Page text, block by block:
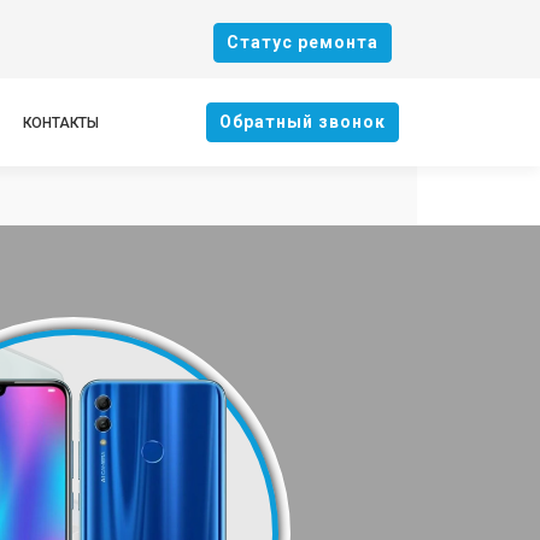
Cтатус ремонта
КОНТАКТЫ Oбратный звонок